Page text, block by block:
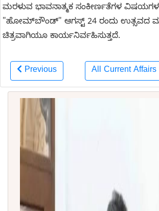
ಮರಳುವ ಭಾವನಾತ್ಮಕ ಸಂಕೀರ್ಣತೆಗಳ
"ಹೋಮ್‌ಬೌಂಡ್" ಆಗಸ್ಟ್ 24 ರಂದು ಉತ್ಸವದ
ಚಿತ್ರವಾಗಿಯೂ ಕಾರ್ಯನಿರ್ವಹಿಸುತ್ತದೆ.
Previous All Current Affairs